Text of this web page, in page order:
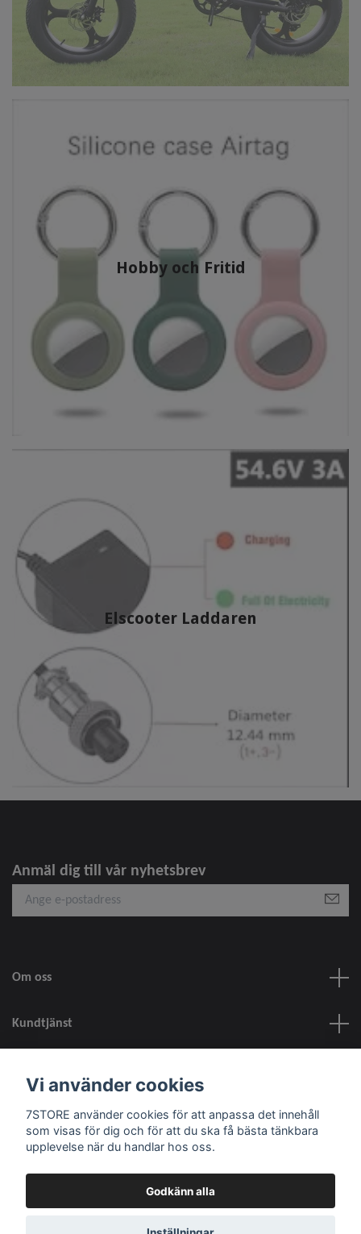
Hobby och Fritid
Elscooter Laddaren
Anmäl dig till vår nyhetsbrev
Om oss
Kundtjänst
Sociala medier
© 2026 7STORE
Vi använder cookies
7STORE använder cookies för att anpassa det innehåll
som visas för dig och för att du ska få bästa tänkbara
upplevelse när du handlar hos oss.
Godkänn alla